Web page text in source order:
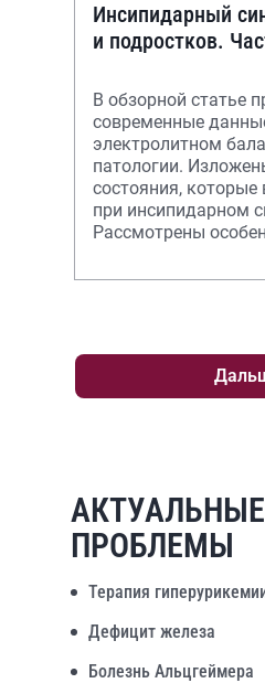
Инсипидарный синдром
и подростков.
В обзорной статье
современные
электролитном
патологии.
состояния, которые
при инсипидарном
Рассмотрены
диагностики и
АКТУАЛЬНЫЕ
ПРОБЛЕМЫ
Терапия
Дефицит железа
Болезнь Альцгеймера